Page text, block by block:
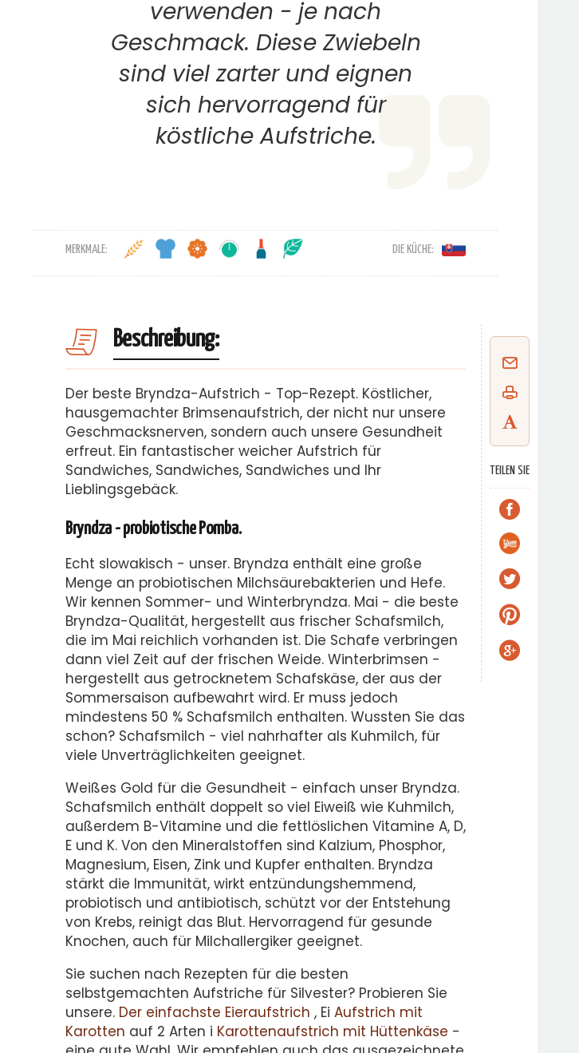
verwenden - je nach
Geschmack. Diese Zwiebeln
sind viel zarter und eignen
sich hervorragend für
köstliche Aufstriche.
MERKMALE: DIE KÜCHE:
Beschreibung:
TEILEN SIE
Der beste Bryndza-Aufstrich - Top-Rezept. Köstlicher,
hausgemachter Brimsenaufstrich, der nicht nur unsere
Geschmacksnerven, sondern auch unsere Gesundheit
erfreut. Ein fantastischer weicher Aufstrich für
Sandwiches, Sandwiches, Sandwiches und Ihr
Lieblingsgebäck.
Bryndza - probiotische Pomba.
Echt slowakisch - unser. Bryndza enthält eine große
Menge an probiotischen Milchsäurebakterien und Hefe.
Wir kennen Sommer- und Winterbryndza. Mai - die beste
Bryndza-Qualität, hergestellt aus frischer Schafsmilch,
die im Mai reichlich vorhanden ist. Die Schafe verbringen
dann viel Zeit auf der frischen Weide. Winterbrimsen -
hergestellt aus getrocknetem Schafskäse, der aus der
Sommersaison aufbewahrt wird. Er muss jedoch
mindestens 50 % Schafsmilch enthalten. Wussten Sie das
schon? Schafsmilch - viel nahrhafter als Kuhmilch, für
viele Unverträglichkeiten geeignet.
Weißes Gold für die Gesundheit - einfach unser Bryndza.
Schafsmilch enthält doppelt so viel Eiweiß wie Kuhmilch,
außerdem B-Vitamine und die fettlöslichen Vitamine A, D,
E und K. Von den Mineralstoffen sind Kalzium, Phosphor,
Magnesium, Eisen, Zink und Kupfer enthalten. Bryndza
stärkt die Immunität, wirkt entzündungshemmend,
probiotisch und antibiotisch, schützt vor der Entstehung
von Krebs, reinigt das Blut. Hervorragend für gesunde
Knochen, auch für Milchallergiker geeignet.
Sie suchen nach Rezepten für die besten
selbstgemachten Aufstriche für Silvester? Probieren Sie
unsere. Der einfachste Eieraufstrich , Ei Aufstrich mit
Karotten auf 2 Arten i Karottenaufstrich mit Hüttenkäse -